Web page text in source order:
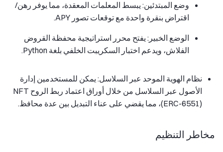
وضع المبتدئين: يبسط المعلمات المعقدة، مما يوفر رهن/
اقتراض بنقرة واحدة مع توقعات تصور APY.
الوضع الخبير: يفتح محرر استراتيجية محفظة القروض
الفلاش، ويدعم اختبار السكريبت الخلفي بلغة Python.
نظام الهوية الموحد عبر السلاسل: يمكن للمستخدمين إدارة
الأصول عبر السلاسل من خلال أوراق اعتماد ربط الروح NFT
(ERC-6551)، مما يقضي على عناء التبديل بين عدة محافظ.
مخاطر التنظيم